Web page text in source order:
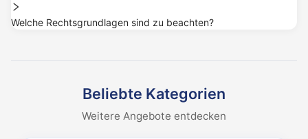
Welche Rechtsgrundlagen sind zu beachten?
Wie lange dauert eine 10-kWp-Anlage auf dem Schrägdach?
Erfahrenes Zweier- bis Dreier-Team: Montage
Beliebte Kategorien
Weitere Angebote entdecken